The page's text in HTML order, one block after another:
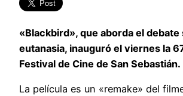
«Blackbird», que aborda el debate
eutanasia, inauguró el viernes la
Festival de Cine de San Sebastián.
La película es un «remake» del